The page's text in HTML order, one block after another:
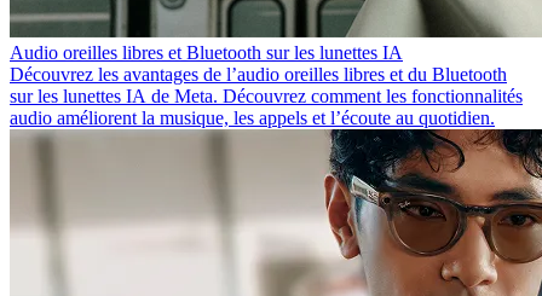
Audio oreilles libres et Bluetooth sur les lunettes IA
Découvrez les avantages de l’audio oreilles libres et du Bluetooth
sur les lunettes IA de Meta. Découvrez comment les fonctionnalités
audio améliorent la musique, les appels et l’écoute au quotidien.